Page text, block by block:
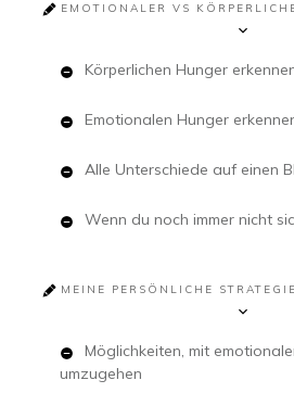
EMOTIONALER VS
Körperlichen Hunger
Emotionalen Hunger
Alle Unterschiede auf einen
Wenn du noch immer nicht
MEINE PERSÖNLICHE STRATEGIE
Möglichkeiten, mit
umzugehen